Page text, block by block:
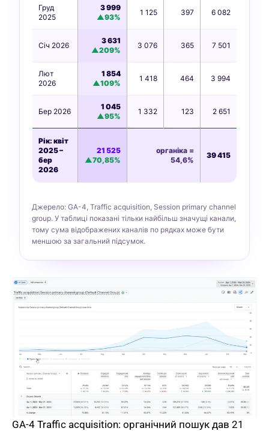
Груд
2025
3 999
▲93%
1 125 397 6 082
Січ 2026
3 631
▲209%
3 076 365 7 501
Лют
2026
1 854
▲109%
1 418 464 3 994
Бер 2026
1 045
▲95%
1 332 123 2 651
Рік: квіт
2025 –
бер
2026
21 525
▲70,85%
органіка =
54,6%
39 415
Джерело: GA-4, Traffic acquisition, Session primary channel
group. У таблиці показані тільки найбільш значущі канали,
тому сума відображених каналів по рядках може бути
меншою за загальний підсумок.
GA-4 Traffic acquisition: органічний пошук дав 21